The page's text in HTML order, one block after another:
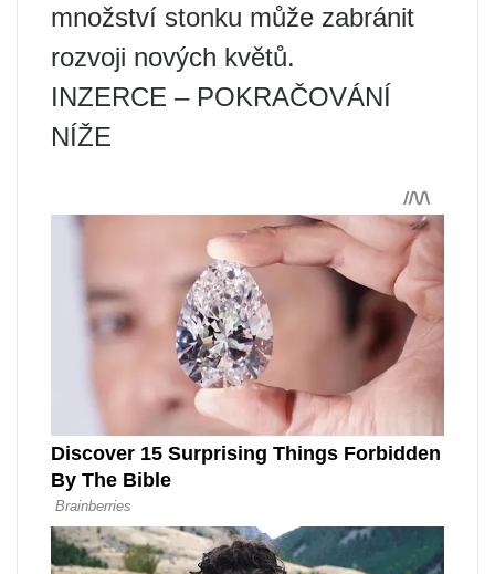
množství stonku může zabránit
rozvoji nových květů.
INZERCE – POKRAČOVÁNÍ
NÍŽE